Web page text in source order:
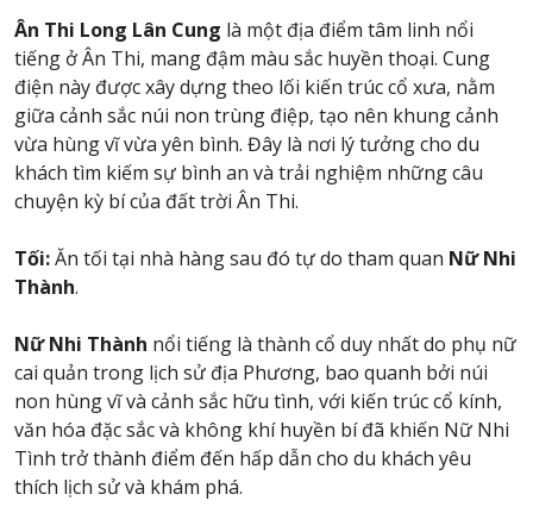
Ân Thi Long Lân Cung là một địa điểm tâm linh nổi
tiếng ở Ân Thi, mang đậm màu sắc huyền thoại. Cung
điện này được xây dựng theo lối kiến trúc cổ xưa, nằm
giữa cảnh sắc núi non trùng điệp, tạo nên khung cảnh
vừa hùng vĩ vừa yên bình. Đây là nơi lý tưởng cho du
khách tìm kiếm sự bình an và trải nghiệm những câu
chuyện kỳ bí của đất trời Ân Thi.
Tối:Ăn tối tại nhà hàng sau đó tự do tham quan Nữ Nhi
Thành.
Nữ Nhi Thành nổi tiếng là thành cổ duy nhất do phụ nữ
cai quản trong lịch sử địa Phương, bao quanh bởi núi
non hùng vĩ và cảnh sắc hữu tình, với kiến trúc cổ kính,
văn hóa đặc sắc và không khí huyền bí đã khiến Nữ Nhi
Tình trở thành điểm đến hấp dẫn cho du khách yêu
thích lịch sử và khám phá.